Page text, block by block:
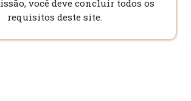
você deve concluir todos os
requisitos deste site.